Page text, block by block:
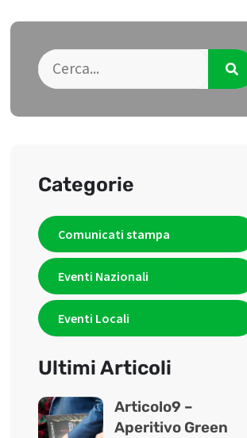
Categorie
Comunicati stampa
Eventi Nazionali
Eventi Locali
Ultimi Articoli
Articolo9 –
Aperitivo Green